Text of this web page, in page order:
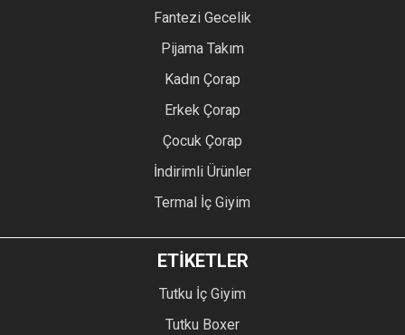
Fantezi Gecelik
Pijama Takım
Kadın Çorap
Erkek Çorap
Çocuk Çorap
İndirimli Ürünler
Termal İç Giyim
ETİKETLER
Tutku İç Giyim
Tutku Boxer